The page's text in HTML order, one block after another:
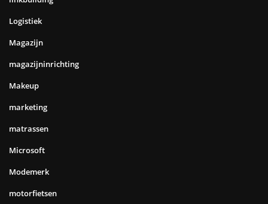
Logistiek
Magazijn
magazijninrichting
Makeup
marketing
matrassen
Microsoft
Modemerk
motorfietsen